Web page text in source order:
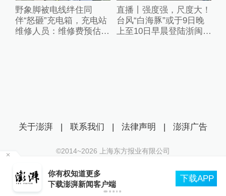
野象脚被电线绊住同
伴“怒砸”充电箱，充电站
维修人员：维修费预估2
直播丨强度强，尺度大！
台风“白海豚”或于9日晚
上至10日早晨登陆浙闽沿
你有权知道更多
下载澎湃新闻客户端
下载APP
关于澎湃 | 联系我们 | 法律声明 | 澎湃广告
©2014~2026 上海东方报业有限公司
互联网新闻信息服务许可证：31120170006
沪公网安备 31010602000299号